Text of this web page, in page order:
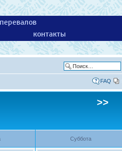
контакты
FAQ
>>
Суббота